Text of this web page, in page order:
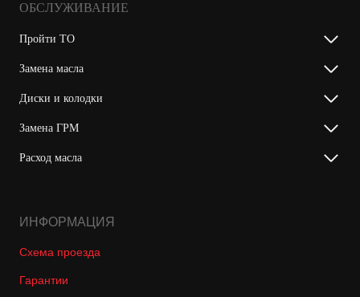
ОБСЛУЖИВАНИЕ
Пройти ТО
Замена масла
Диски и колодки
Замена ГРМ
Расход масла
ИНФОРМАЦИЯ
Схема проезда
Гарантии